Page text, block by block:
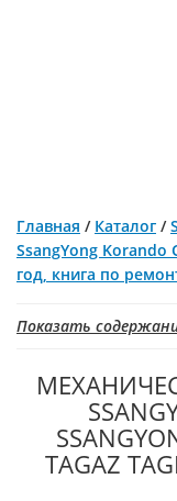
Главная / Каталог /
SsangYong Korando
год, книга по
Показать
ТАGАZ